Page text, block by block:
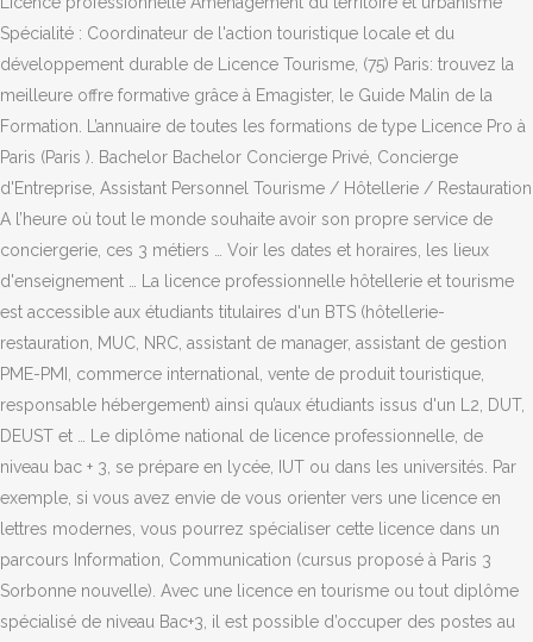
Spécialité : Coordinateur de l'action touristique locale et du
développement durable de Licence Tourisme, (75) Paris: trouvez la
meilleure offre formative grâce à Emagister, le Guide Malin de la
Formation. L’annuaire de toutes les formations de type Licence Pro à
Paris (Paris ). Bachelor Bachelor Concierge Privé, Concierge
d'Entreprise, Assistant Personnel Tourisme / Hôtellerie / Restauration
A l’heure où tout le monde souhaite avoir son propre service de
conciergerie, ces 3 métiers … Voir les dates et horaires, les lieux
d'enseignement … La licence professionnelle hôtellerie et tourisme
est accessible aux étudiants titulaires d'un BTS (hôtellerie-
restauration, MUC, NRC, assistant de manager, assistant de gestion
PME-PMI, commerce international, vente de produit touristique,
responsable hébergement) ainsi qu’aux étudiants issus d'un L2, DUT,
DEUST et … Le diplôme national de licence professionnelle, de
niveau bac + 3, se prépare en lycée, IUT ou dans les universités. Par
exemple, si vous avez envie de vous orienter vers une licence en
lettres modernes, vous pourrez spécialiser cette licence dans un
parcours Information, Communication (cursus proposé à Paris 3
Sorbonne nouvelle). Avec une licence en tourisme ou tout diplôme
spécialisé de niveau Bac+3, il est possible d’occuper des postes au